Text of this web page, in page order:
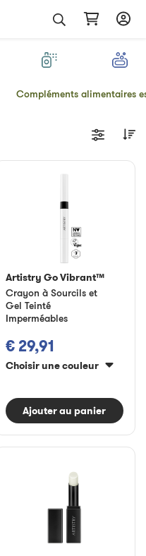
Compléments alimentaires
Artistry Go Vibrant™
Crayon à Sourcils et
Gel Teinté
Imperméables
€ 29,91
Choisir une couleur
Ajouter au panier